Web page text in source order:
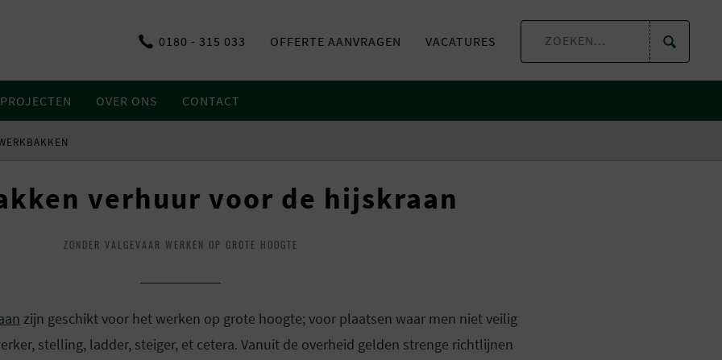
0180 - 315 033 OFFERTE AANVRAGEN VACATURES
PROJECTEN OVER ONS CONTACT
verhuur voor de hijskraan
ZONDER VALGEVAAR WERKEN OP GROTE HOOGTE
zijn geschikt voor het werken op grote hoogte; voor plaatsen waar men niet veilig
stelling, ladder, steiger, et cetera. Vanuit de overheid gelden strenge richtlijnen